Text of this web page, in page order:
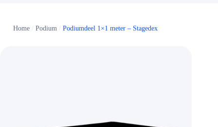
Home/ Podium/ Podiumdeel 1×1 meter – Stagedex